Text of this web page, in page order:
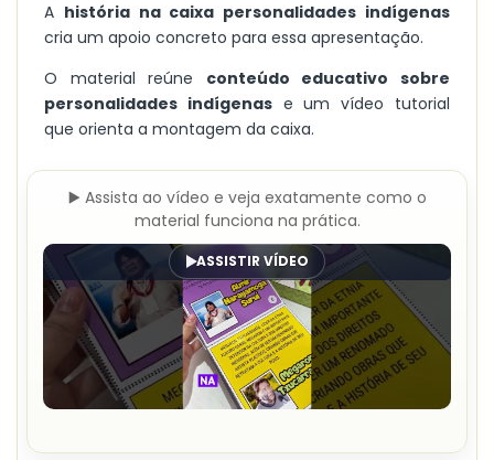
A história na caixa personalidades indígenas
cria um apoio concreto para essa apresentação.
O material reúne conteúdo educativo sobre
personalidades indígenase um vídeo tutorial
que orienta a montagem da caixa.
▶️ Assista ao vídeo e veja exatamente como o
material funciona na prática.
ASSISTIR VÍDEO